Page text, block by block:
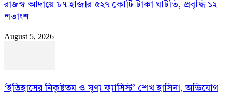
রাজস্ব আদায়ে ৮৭ হাজার ৫২৭ কোটি টাকা ঘাটতি, প্রবৃদ্ধি ১২
শতাংশ
August 5, 2026
‘ইতিহাসের নিকৃষ্টতম ও ঘৃণ্য ফ্যাসিস্ট’ শেখ হাসিনা, অভিযোগ